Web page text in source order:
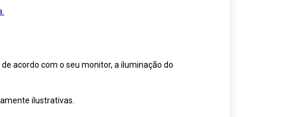
acordo com o seu monitor, a iluminação do
ilustrativas.